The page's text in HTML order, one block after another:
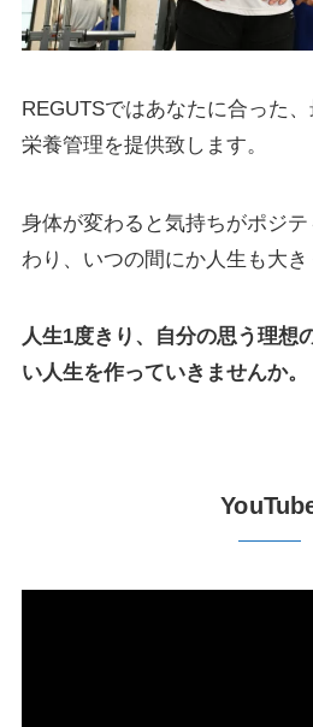
REGUTSではあなたに合った
栄養管理を提供致します。
身体が変わると気持ちがポジ
わり、いつの間にか人生も大き
人生1度きり、自分の思う理想
い人生を作っていきませんか。